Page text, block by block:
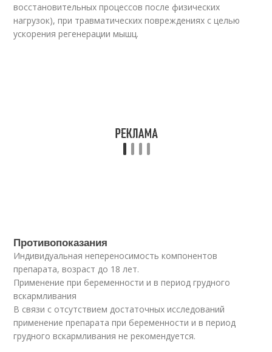
восстановительных процессов после физических
нагрузок), при травматических повреждениях с целью
ускорения регенерации мышц.
Противопоказания
Индивидуальная непереносимость компонентов
препарата, возраст до 18 лет.
Применение при беременности и в период грудного
вскармливания
В связи с отсутствием достаточных исследований
применение препарата при беременности и в период
грудного вскармливания не рекомендуется.